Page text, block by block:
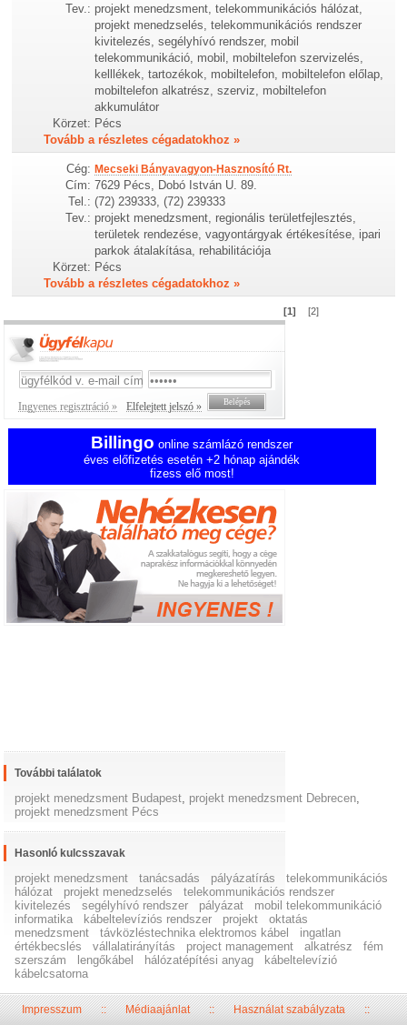
Tev.: projekt menedzsment, telekommunikációs hálózat,
projekt menedzselés, telekommunikációs rendszer
kivitelezés, segélyhívó rendszer, mobil
telekommunikáció, mobil, mobiltelefon szervizelés,
kelllékek, tartozékok, mobiltelefon, mobiltelefon előlap,
mobiltelefon alkatrész, szerviz, mobiltelefon
akkumulátor
Körzet: Pécs
Tovább a részletes cégadatokhoz »
Cég: Mecseki Bányavagyon-Hasznosító Rt.
Cím: 7629 Pécs, Dobó István U. 89.
Tel.: (72) 239333, (72) 239333
Tev.: projekt menedzsment, regionális területfejlesztés,
területek rendezése, vagyontárgyak értékesítése, ipari
parkok átalakítása, rehabilitációja
Körzet: Pécs
Tovább a részletes cégadatokhoz »
[1] [2]
Ingyenes regisztráció » Elfelejtett jelszó »
Billingo online számlázó rendszer
éves előfizetés esetén +2 hónap ajándék
fizess elő most!
További találatok
projekt menedzsment Budapest, projekt menedzsment Debrecen,
projekt menedzsment Pécs
Hasonló kulcsszavak
projekt menedzsment tanácsadás pályázatírás
telekommunikációs
hálózat
projekt menedzselés
telekommunikációs rendszer
kivitelezés
segélyhívó rendszer pályázat
mobil telekommunikáció
informatika
kábeltelevíziós rendszer projekt
oktatás
menedzsment
távközléstechnika elektromos kábel
ingatlan
értékbecslés
vállalatirányítás project management alkatrész
fém
szerszám
lengőkábel hálózatépítési anyag
kábeltelevízió
kábelcsatorna
Impresszum::Médiaajánlat::Használat szabályzata::